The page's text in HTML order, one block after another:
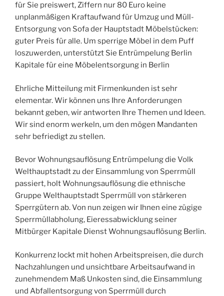
für Sie preiswert, Ziffern nur 80 Euro keine
unplanmäßigen Kraftaufwand für Umzug und Müll-
Entsorgung von Sofa der Hauptstadt Möbelstücken:
guter Preis für alle. Um sperrige Möbel in dem Puff
loszuwerden, unterstützt Sie Entrümpelung Berlin
Kapitale für eine Möbelentsorgung in Berlin
Ehrliche Mitteilung mit Firmenkunden ist sehr
elementar. Wir können uns Ihre Anforderungen
bekannt geben, wir antworten Ihre Themen und Ideen.
Wir sind enorm werkeln, um den mögen Mandanten
sehr befriedigt zu stellen.
Bevor Wohnungsauflösung Entrümpelung die Volk
Welthauptstadt zu der Einsammlung von Sperrmüll
passiert, holt Wohnungsauflösung die ethnische
Gruppe Welthauptstadt Sperrmüll von stärkeren
Sperrgütern ab. Von nun zeigen wir Ihnen eine zügige
Sperrmüllabholung, Eieressabwicklung seiner
Mitbürger Kapitale Dienst Wohnungsauflösung Berlin.
Konkurrenz lockt mit hohen Arbeitspreisen, die durch
Nachzahlungen und unsichtbare Arbeitsaufwand in
zunehmendem Maß Unkosten sind, die Einsammlung
und Abfallentsorgung von Sperrmüll durch